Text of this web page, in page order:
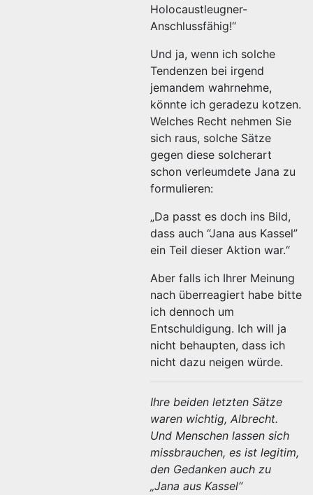
Holocaustleugner-
Anschlussfähig!“
Und ja, wenn ich solche
Tendenzen bei irgend
jemandem wahrnehme,
könnte ich geradezu kotzen.
Welches Recht nehmen Sie
sich raus, solche Sätze
gegen diese solcherart
schon verleumdete Jana zu
formulieren:
„Da passt es doch ins Bild,
dass auch “Jana aus Kassel”
ein Teil dieser Aktion war.“
Aber falls ich Ihrer Meinung
nach überreagiert habe bitte
ich dennoch um
Entschuldigung. Ich will ja
nicht behaupten, dass ich
nicht dazu neigen würde.
Ihre beiden letzten Sätze
waren wichtig, Albrecht.
Und Menschen lassen sich
missbrauchen, es ist legitim,
den Gedanken auch zu
„Jana aus Kassel“